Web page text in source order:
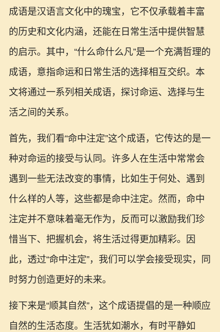
成语是汉语言文化中的瑰宝，它不仅承载着丰富
的历史和文化内涵，还能在日常生活中提供智慧
的启示。其中，“什么命什么凡”是一个充满哲理的
成语，意指命运和日常生活的选择相互交织。本
文将通过一系列相关成语，探讨命运、选择与生
活之间的关系。
首先，我们看“命中注定”这个成语，它传达的是一
种对命运的接受与认同。许多人在生活中常常会
遇到一些无法改变的事情，比如生于何处、遇到
什么样的人等，这些都是命中注定。然而，命中
注定并不意味着毫无作为，反而可以激励我们珍
惜当下、把握机会，将生活过得更加精彩。因
此，透过“命中注定”，我们可以学会接受现实，同
时努力创造更好的未来。
接下来是“顺其自然”，这个成语提倡的是一种顺应
自然的生活态度。生活犹如潮水，有时平静如